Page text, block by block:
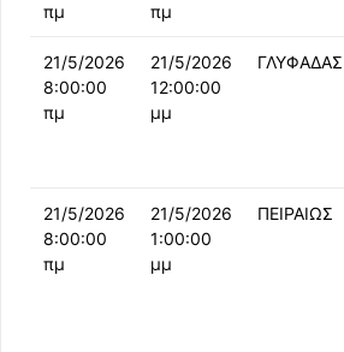
πμ
πμ
21/5/2026
8:00:00
πμ
21/5/2026
12:00:00
μμ
ΓΛΥΦΑΔΑΣ
21/5/2026
8:00:00
πμ
21/5/2026
1:00:00
μμ
ΠΕΙΡΑΙΩΣ